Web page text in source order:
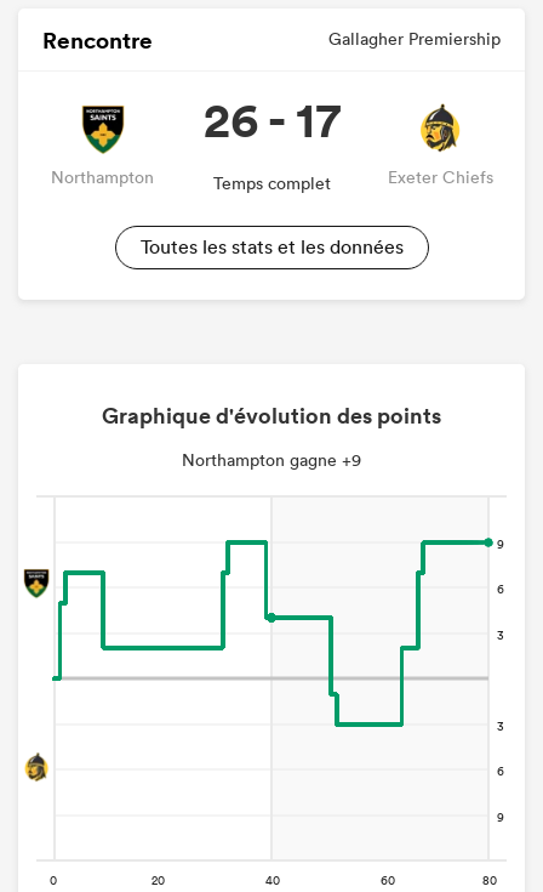
Rencontre Gallagher Premiership
Northampton
26 - 17
Temps complet Exeter Chiefs
Toutes les stats et les données
Graphique d'évolution des points
Northampton gagne +9